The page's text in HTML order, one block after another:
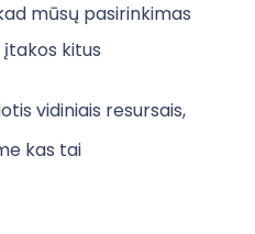
mūsų pasirinkimas
kitus
vidiniais resursais,
kas tai